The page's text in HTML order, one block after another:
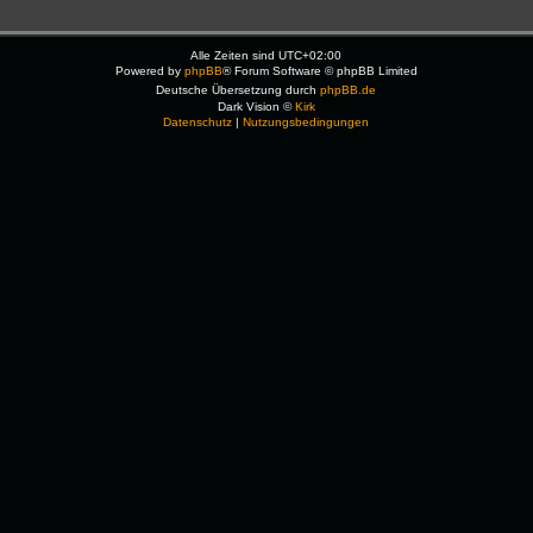
Alle Zeiten sindUTC+02:00
Powered by phpBB® Forum Software © phpBB Limited
Deutsche Übersetzung durchphpBB.de
Dark Vision ©Kirk
Datenschutz |Nutzungsbedingungen